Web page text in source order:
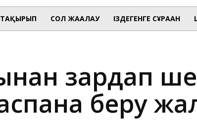
СОЛ ЖАҒАЛАУ ІЗДЕГЕНГЕ СҰРАҒАН
зардап
беру